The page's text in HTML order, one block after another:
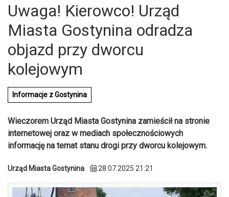
Uwaga! Kierowco! Urząd
Miasta Gostynina odradza
objazd przy dworcu
kolejowym
Informacje z Gostynina
Wieczorem Urząd Miasta Gostynina zamieścił na stronie
internetowej oraz w mediach społecznościowych
informację na temat stanu drogi przy dworcu kolejowym.
Urząd Miasta Gostynina 28.07.2025 21:21